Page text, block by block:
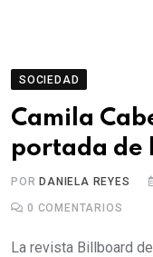
SOCIEDAD
Camila
portada de
POR DANIELA REYES
0 COMENTARIOS
La revista Billboard